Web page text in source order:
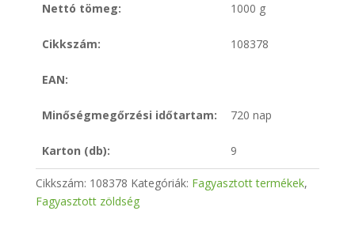
Nettó tömeg: 1000 g
Cikkszám: 108378
EAN:
Minőségmegőrzési időtartam: 720 nap
Karton (db): 9
Cikkszám: 108378 Kategóriák: Fagyasztott termékek,
Fagyasztott zöldség